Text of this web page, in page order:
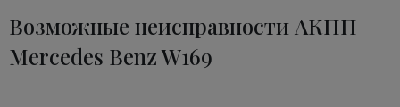
Возможные неисправности АКПП
Mercedes Benz W169